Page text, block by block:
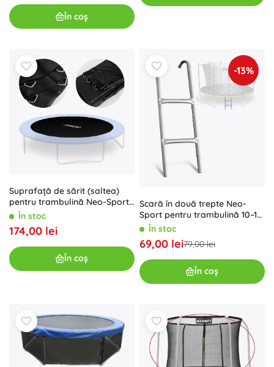
În coș
Suprafață de sărit (saltea)
pentru trambulină Neo-Sport
12 ft (366–374 cm) 64 arcuri
În stoc
174,00 lei
În coș
-13%
Scară în două trepte Neo-
Sport pentru trambulină 10–14
ft În stoc
69,00 lei79,00 lei
În coș